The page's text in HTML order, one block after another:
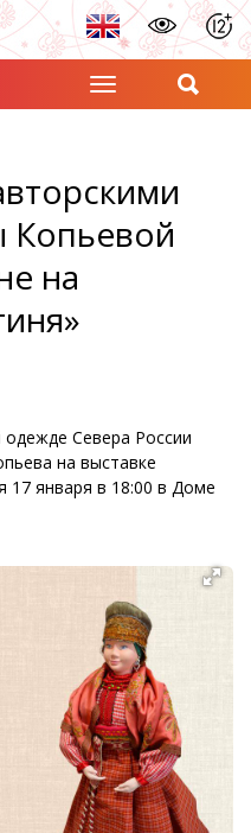
Копьевой
на
одежде Севера России
на выставке
17 января в 18:00 в Доме